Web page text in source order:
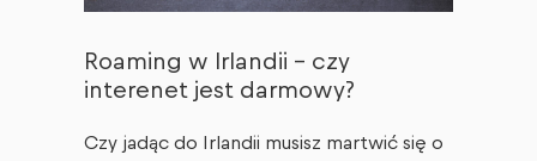
Roaming w Irlandii – czy
interenet jest darmowy?
Czy jadąc do Irlandii musisz martwić się o